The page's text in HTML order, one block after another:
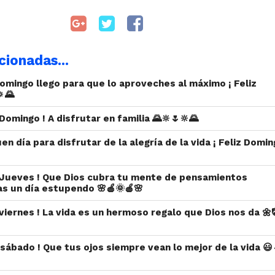
llego para que lo aproveches al máximo ¡ Feliz
Domingo ! A disfrutar en familia 🌄🔆🌷🔆🌄
día para disfrutar de la alegría de la vida ¡ Feliz
Jueves ! Que Dios cubra tu mente de pensamientos
un día estupendo 🌸🍎🌞🍎🌸
viernes ! La vida es un hermoso regalo que Dios nos da
sábado ! Que tus ojos siempre vean lo mejor de la vida